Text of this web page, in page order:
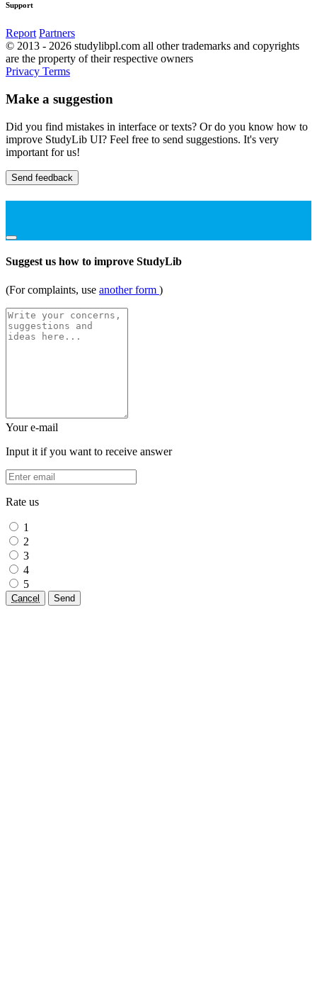
Support
Report Partners
© 2013 - 2026 studylibpl.com all other trademarks and copyrights
are the property of their respective owners
Privacy Terms
Make a suggestion
Did you find mistakes in interface or texts? Or do you know how to
improve StudyLib UI? Feel free to send suggestions. It's very
important for us!
Send feedback
Suggest us how to improve StudyLib
(For complaints, use another form )
Your e-mail
Input it if you want to receive answer
Rate us
1
2
3
4
5
Cancel Send